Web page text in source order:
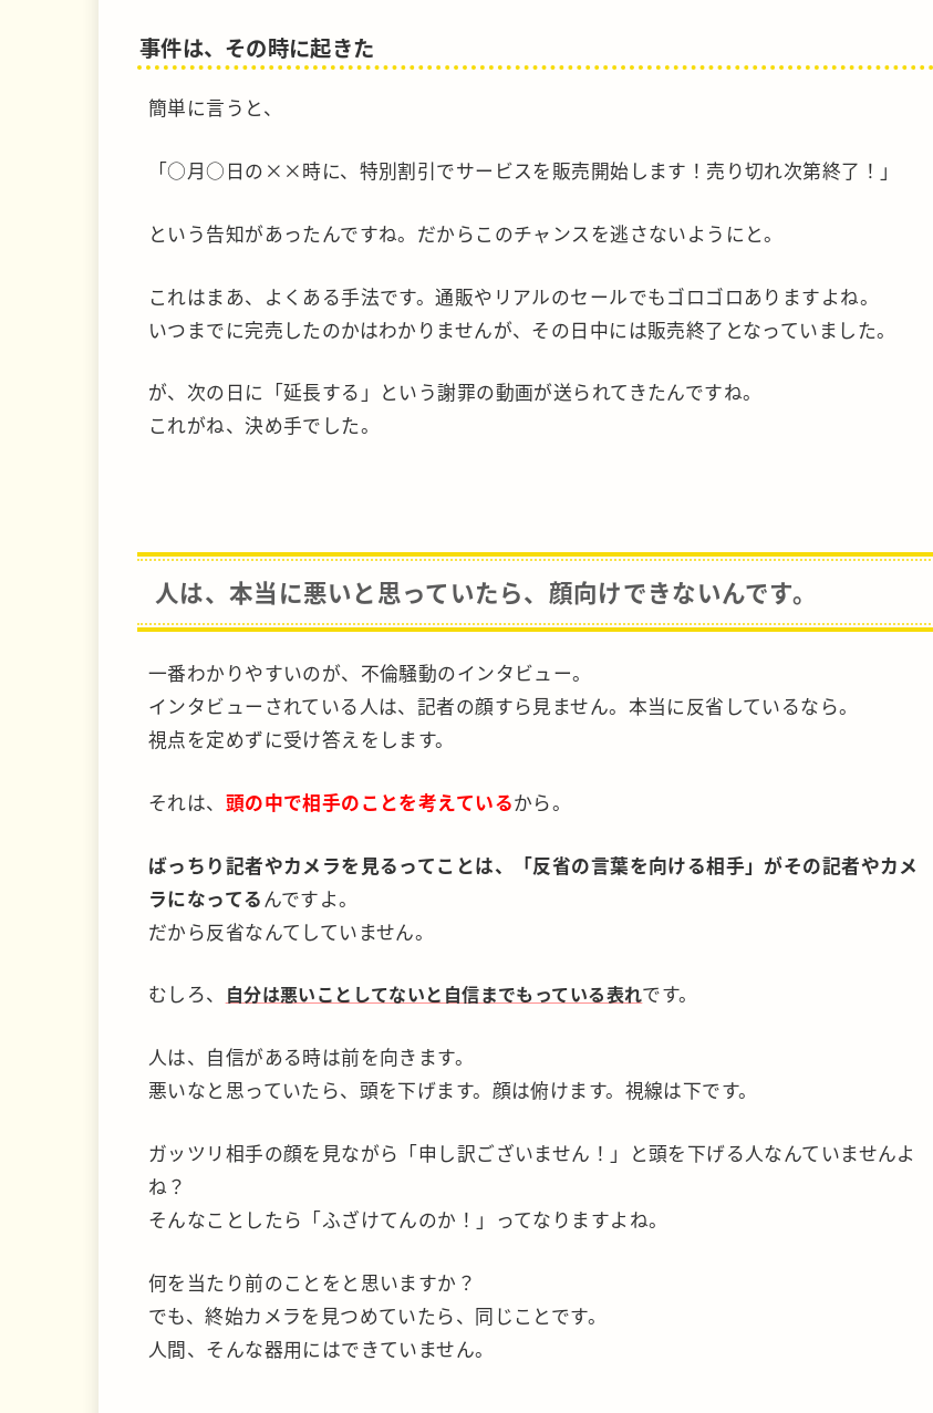
事件は、その時に起きた
簡単に言うと、
「○月○日の××時に、特別割引でサービスを販売開始します！売り切れ次第終了！」
という告知があったんですね。だからこのチャンスを逃さないようにと。
これはまあ、よくある手法です。通販やリアルのセールでもゴロゴロありますよね。
いつまでに完売したのかはわかりませんが、その日中には販売終了となっていました。
が、次の日に「延長する」という謝罪の動画が送られてきたんですね。
これがね、決め手でした。
人は、本当に悪いと思っていたら、顔向けできないんです。
一番わかりやすいのが、不倫騒動のインタビュー。
インタビューされている人は、記者の顔すら見ません。本当に反省しているなら。
視点を定めずに受け答えをします。
それは、 頭の中で相手のことを考えているから。
ばっちり記者やカメラを見るってことは、「反省の言葉を向ける相手」がその記者やカメ
ラになってる んですよ。
だから反省なんてしていません。
むしろ、 自分は悪いことしてないと自信までもっている表れです。
人は、自信がある時は前を向きます。
悪いなと思っていたら、頭を下げます。顔は俯けます。視線は下です。
ガッツリ相手の顔を見ながら「申し訳ございません！」と頭を下げる人なんていませんよ
ね？
そんなことしたら「ふざけてんのか！」ってなりますよね。
何を当たり前のことをと思いますか？
でも、終始カメラを見つめていたら、同じことです。
人間、そんな器用にはできていません。